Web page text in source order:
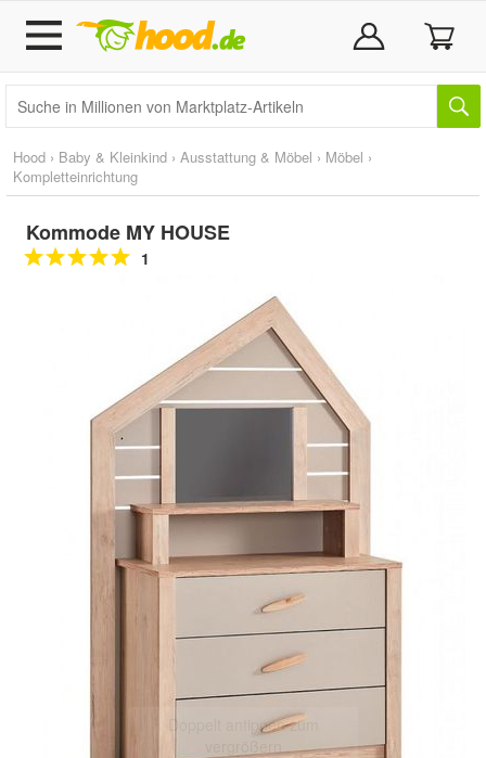
Hood › Baby & Kleinkind › Ausstattung & Möbel › Möbel ›
Kompletteinrichtung
Kommode MY HOUSE
1
Doppelt antippen zum
vergrößern